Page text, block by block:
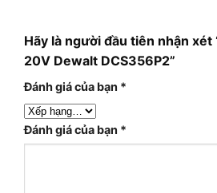
Hãy là người đầu tiên nhận xét
20V Dewalt DCS356P2”
Đánh giá của bạn *
Đánh giá của bạn *